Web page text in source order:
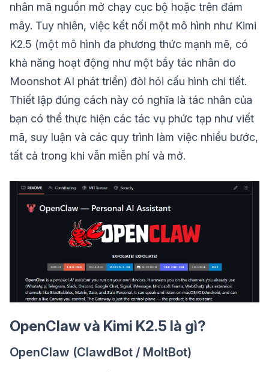
nhân mã nguồn mở chạy cục bộ hoặc trên đám
mây. Tuy nhiên, việc kết nối một mô hình như Kimi
K2.5 (một mô hình đa phương thức mạnh mẽ, có
khả năng hoạt động như một bầy tác nhân do
Moonshot AI phát triển) đòi hỏi cấu hình chi tiết.
Thiết lập đúng cách này có nghĩa là tác nhân của
bạn có thể thực hiện các tác vụ phức tạp như viết
mã, suy luận và các quy trình làm việc nhiều bước,
tất cả trong khi vẫn miễn phí và mở.
OpenClaw và Kimi K2.5 là gì?
OpenClaw (ClawdBot / MoltBot)